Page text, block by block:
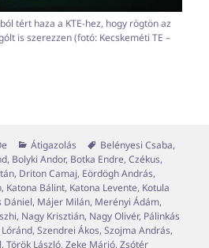
tért haza a KTE-hez, hogy rögtön az
is szerezzen (fotó: Kecskeméti TE –
Kategória
Átigazolás Címke
Belényesi Csaba,
, Bolyki Andor, Botka Endre,Czékus,
, Driton Camaj, Eördögh András,
, Katona Bálint, Katona Levente, Kotula
Dániel, Májer Milán, Merényi Ádám,
, Nagy Krisztián, Nagy Olivér, Pálinkás
Lóránd,Szendrei Ákos,Szojma András,
,Török László,Zeke Márió,Zsótér